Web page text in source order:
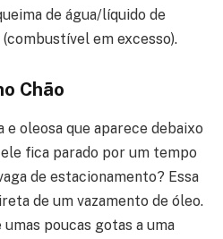
de água/líquido de
em excesso).
Chão
e oleosa que aparece debaixo
fica parado por um tempo
de estacionamento? Essa
de um vazamento de óleo.
poucas gotas a uma